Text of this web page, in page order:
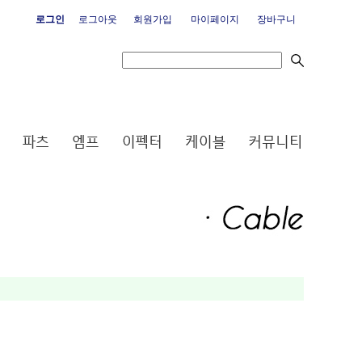
로그인 로그아웃 회원가입 마이페이지 장바구니